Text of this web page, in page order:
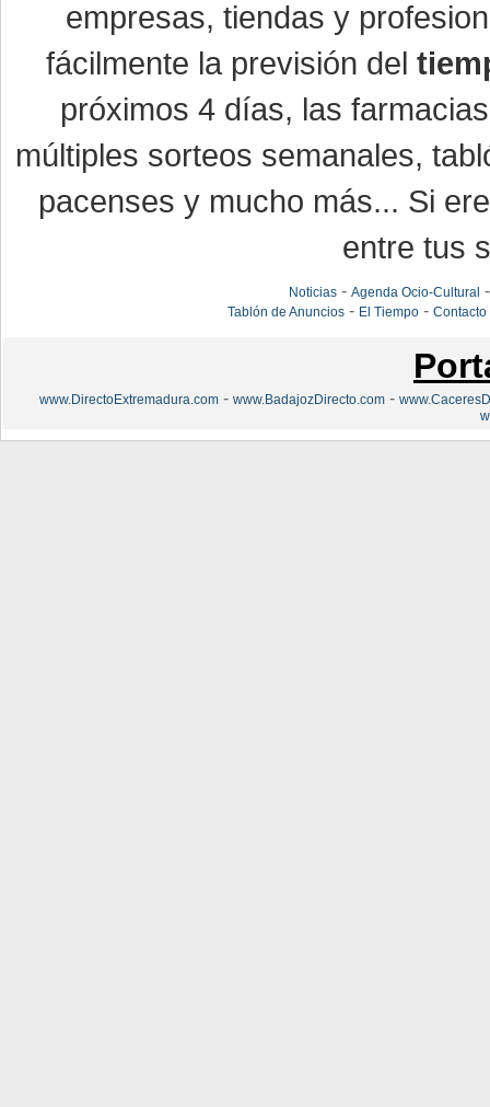
empresas, tiendas y
fácilmente la previsión del
próximos 4 días, las
múltiples sorteos semanales,
pacenses y mucho más... Si
entre tus
Noticias- Agenda Ocio-Cultural
Tablón de Anuncios- El Tiempo- Contacto
www.DirectoExtremadura.com - www.BadajozDirecto.com -